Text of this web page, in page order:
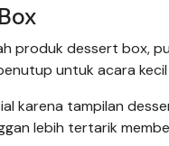
produk dessert box,
untuk acara
karena tampilan
lebih tertarik